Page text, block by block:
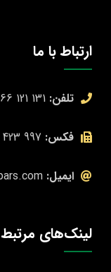
لینک‌های مرتبط
ارتباط با ما
تلفن: 131 121 66-021
فکس:
ایمیل: info@vivapars.com